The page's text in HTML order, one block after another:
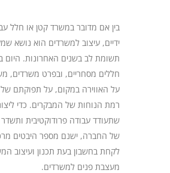
בין אם מדובר במשרד קטן או חלל
ידיים, עיצוב למשרדים הוא נושא
תשומת לב בשנים האחרונות. היום
חללים מסחריים, ובפרט משרדים,
על האווירה במקום, על תפוקתם של
רמת הנוחות של המבקרים. כדי
שתעודד עבודה פרודוקטיבית
של החברה, ישנם מספר היבטים
לקחת בחשבון בעת תכנון ועיצוב
מעצבת פנים למשרדים.